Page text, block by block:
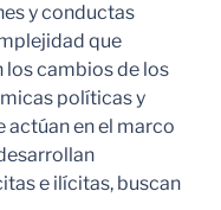
y conductas
que
cambios de los
políticas y
actúan en el marco
e ilícitas, buscan